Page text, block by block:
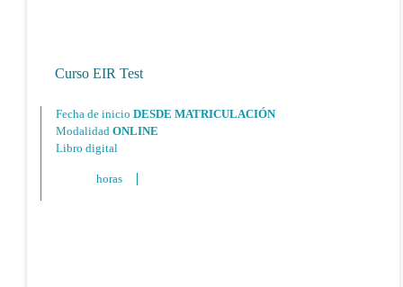
Curso EIR Test
Fecha de inicio DESDE MATRICULACIÓN
Modalidad ONLINE
Libro digital
horas